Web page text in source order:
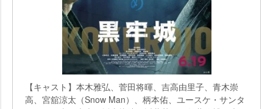
【キャスト】本木雅弘、菅田将暉、吉高由里子、青木崇
高、宮舘涼太（Snow Man）、柄本佑、ユースケ・サンタ